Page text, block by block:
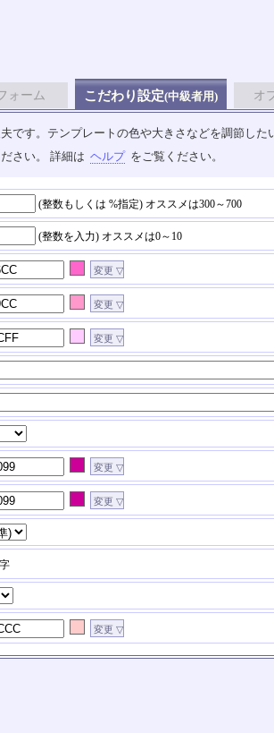
ォーム こだわり設定(中級者用) オ
です。テンプレートの色や大きさなどを調節した
さい。 詳細は ヘルプ をご覧ください。
(整数もしくは %指定) オススメは300～700
(整数を入力) オススメは0～10